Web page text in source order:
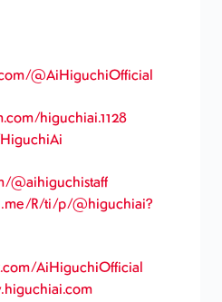
@AiHiguchiOfficial
higuchiai.1128
@aihiguchistaff
R/ti/p/@higuchiai?
AiHiguchiOfficial